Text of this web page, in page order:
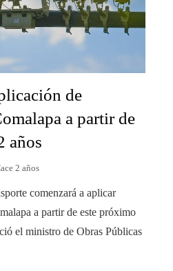
de
a partir de
años
2 años
comenzará a aplicar
a partir de este próximo
el ministro de Obras Públicas